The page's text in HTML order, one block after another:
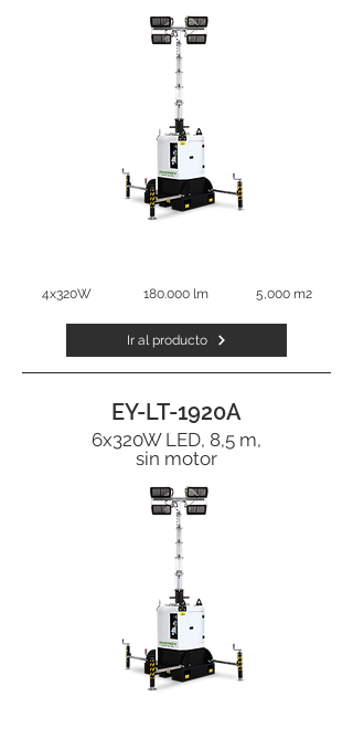
4x320W 180.000 lm 5,000 m2
Ir al producto
EY-LT-1920A
6x320W LED, 8,5 m,
sin motor